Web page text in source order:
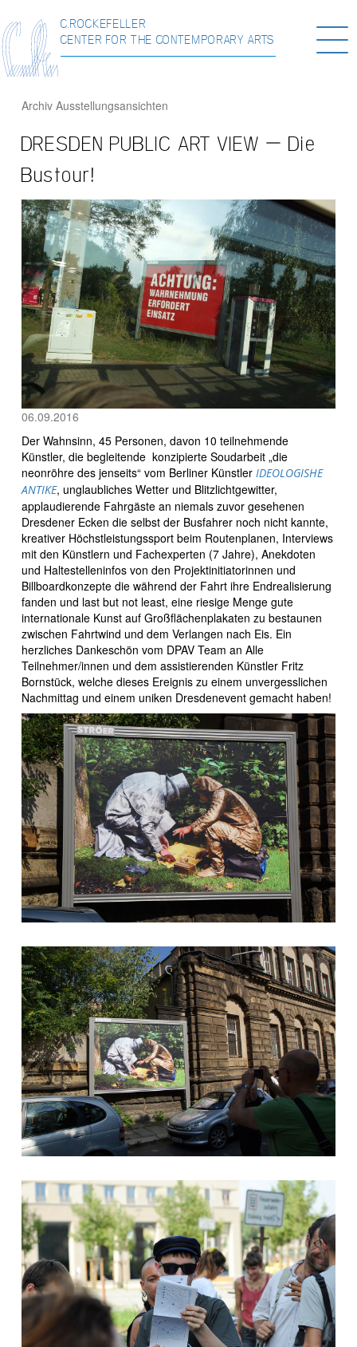
C.ROCKEFELLER
CENTER FOR THE CONTEMPORARY ARTS
Archiv Ausstellungsansichten
DRESDEN PUBLIC ART VIEW – Die
Bustour!
06.09.2016
Der Wahnsinn, 45 Personen, davon 10 teilnehmende
Künstler, die begleitende konzipierte Soudarbeit „die
neonröhre des jenseits“ vom Berliner Künstler IDEOLOGISHE
ANTIKE, unglaubliches Wetter und Blitzlichtgewitter,
applaudierende Fahrgäste an niemals zuvor gesehenen
Dresdener Ecken die selbst der Busfahrer noch nicht kannte,
kreativer Höchstleistungssport beim Routenplanen, Interviews
mit den Künstlern und Fachexperten (7 Jahre), Anekdoten
und Haltestelleninfos von den Projektinitiatorinnen und
Billboardkonzepte die während der Fahrt ihre Endrealisierung
fanden und last but not least, eine riesige Menge gute
internationale Kunst auf Großflächenplakaten zu bestaunen
zwischen Fahrtwind und dem Verlangen nach Eis. Ein
herzliches Dankeschön vom DPAV Team an Alle
Teilnehmer/innen und dem assistierenden Künstler Fritz
Bornstück, welche dieses Ereignis zu einem unvergesslichen
Nachmittag und einem uniken Dresdenevent gemacht haben!